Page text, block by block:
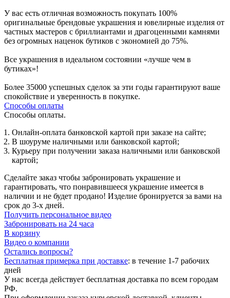
У вас есть отличная возможность покупать 100%
оригинальные брендовые украшения и ювелирные изделия от
частных мастеров с бриллиантами и драгоценными камнями
без огромных наценок бутиков с экономией до 75%.
Все украшения в идеальном состоянии «лучше чем в
бутиках»!
Более 35000 успешных сделок за эти годы гарантируют ваше
спокойствие и уверенность в покупке.
Способы оплаты
Способы оплаты.
Онлайн-оплата банковской картой при заказе на сайте;
В шоуруме наличными или банковской картой;
Курьеру при получении заказа наличными или банковской
картой;
Сделайте заказ чтобы забронировать украшение и
гарантировать, что понравившееся украшение имеется в
наличии и не будет продано! Изделие бронируется за вами на
срок до 3-х дней.
Получить персональное видео
Забронировать на 24 часа
В корзину
Видео о компании
Остались вопросы?
Бесплатная примерка при доставке: в течение 1-7 рабочих
дней
У нас всегда действует бесплатная доставка по всем городам
РФ.